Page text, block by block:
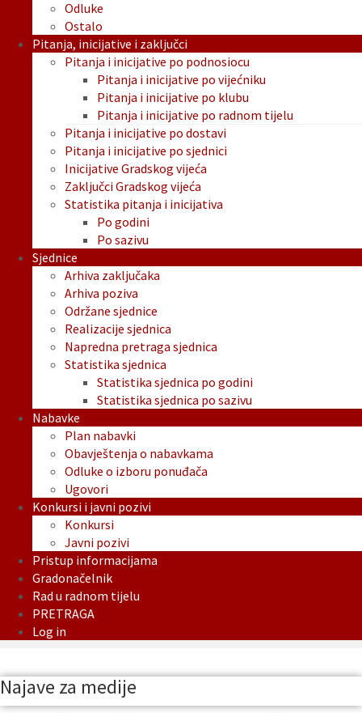
Odluke
Ostalo
Pitanja, inicijative i zaključci
Pitanja i inicijative po podnosiocu
Pitanja i inicijative po vijećniku
Pitanja i inicijative po klubu
Pitanja i inicijative po radnom tijelu
Pitanja i inicijative po dostavi
Pitanja i inicijative po sjednici
Inicijative Gradskog vijeća
Zaključci Gradskog vijeća
Statistika pitanja i inicijativa
Po godini
Po sazivu
Sjednice
Arhiva zaključaka
Arhiva poziva
Održane sjednice
Realizacije sjednica
Napredna pretraga sjednica
Statistika sjednica
Statistika sjednica po godini
Statistika sjednica po sazivu
Nabavke
Plan nabavki
Obavještenja o nabavkama
Odluke o izboru ponuđača
Ugovori
Konkursi i javni pozivi
Konkursi
Javni pozivi
Pristup informacijama
Gradonačelnik
Rad u radnom tijelu
PRETRAGA
Log in
Najave za medije